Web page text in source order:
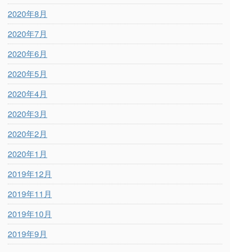
2020年8月
2020年7月
2020年6月
2020年5月
2020年4月
2020年3月
2020年2月
2020年1月
2019年12月
2019年11月
2019年10月
2019年9月